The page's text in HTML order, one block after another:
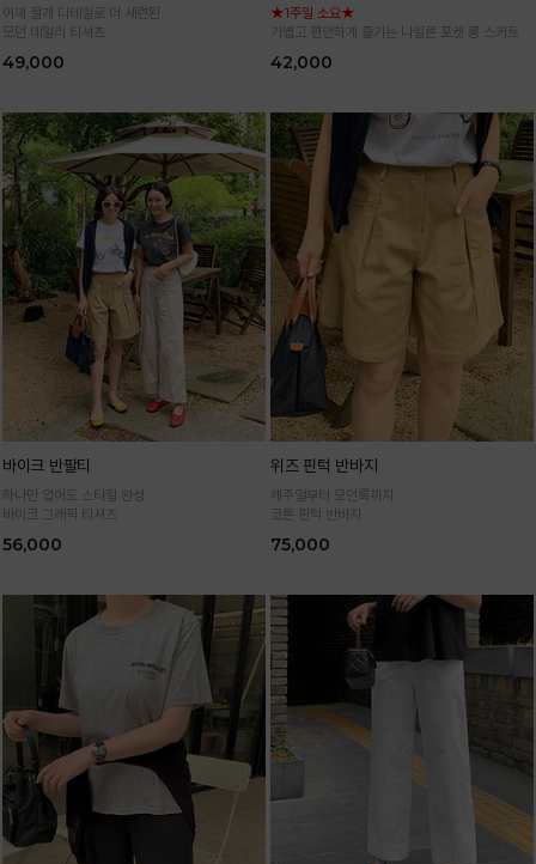
어깨 절개 디테일로 더 세련된
모던 데일리 티셔츠
49,000
★1주일 소요★
가볍고 편안하게 즐기는 나일론 포켓 롱 스커트
42,000
바이크 반팔티
하나만 입어도 스타일 완성
바이크 그래픽 티셔츠
56,000
위즈 핀턱 반바지
캐주얼부터 모던룩까지
코튼 핀턱 반바지
75,000